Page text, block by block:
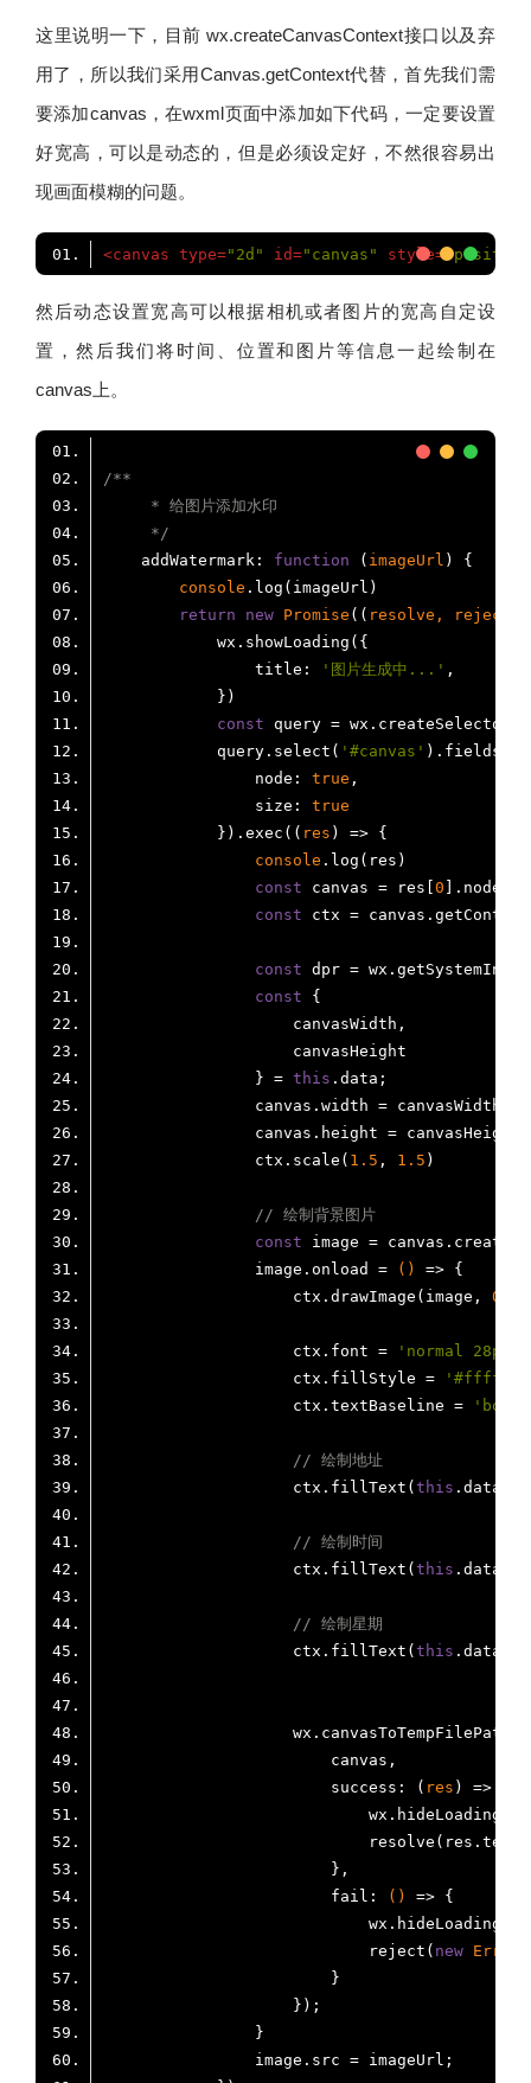
这里说明一下，目前 wx.createCanvasContext接口以及弃
用了，所以我们采用Canvas.getContext代替，首先我们需
要添加canvas，在wxml页面中添加如下代码，一定要设置
好宽高，可以是动态的，但是必须设定好，不然很容易出
现画面模糊的问题。
<canvas type="2d" id="canvas" style=
然后动态设置宽高可以根据相机或者图片的宽高自定设
置，然后我们将时间、位置和图片等信息一起绘制在
canvas上。
     */
    addWatermark:
function ( imageUrl )
console
return
new Promise ( ( resolve, reject
title : '图片生成中...'
const
            query.select(
'#canvas'
node : true
size : true
            }).exec(
( res ) =>
console
const canvas = res[0
const ctx =
const
const
                } =
this
                canvas.width = canvasWidth *
canvas.height =
                ctx.scale(
1.5 , 1.5
// 绘制背景图片
const
                image.onload =
() =>
                    ctx.drawImage(image,
0
                    ctx.font =
'normal 28px
                    ctx.fillStyle =
'#ffffff'
                    ctx.textBaseline =
// 绘制地址
                    ctx.fillText(
this
// 绘制时间
                    ctx.fillText(
this
// 绘制星期
                    ctx.fillText(
this
success : ( res ) =>
fail : () =>
                            reject(
new Error